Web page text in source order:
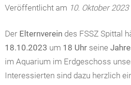
Veröffentlicht am 10. Oktober 2023
Der Elternverein des FSSZ Spittal
18.10.2023 um 18 Uhr seine
im Aquarium im Erdgeschoss
Interessierten sind dazu herzlich